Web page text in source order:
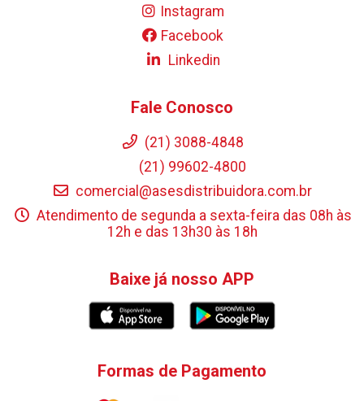
Instagram
Facebook
Linkedin
Fale Conosco
(21) 3088-4848
(21) 99602-4800
comercial@asesdistribuidora.com.br
Atendimento de segunda a sexta-feira das 08h às
12h e das 13h30 às 18h
Baixe já nosso APP
Formas de Pagamento